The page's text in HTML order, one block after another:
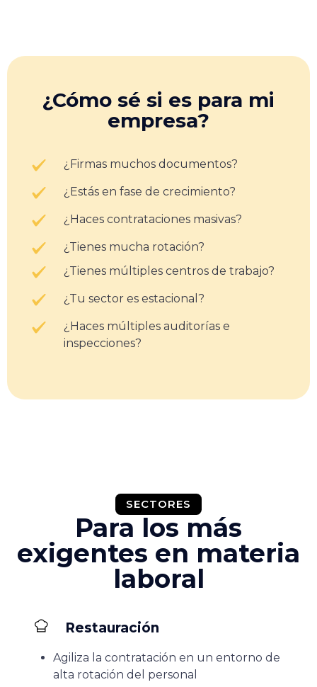
¿Cómo sé si es para mi
empresa?
¿Firmas muchos documentos?
¿Estás en fase de crecimiento?
¿Haces contrataciones masivas?
¿Tienes mucha rotación?
¿Tienes múltiples centros de trabajo?
¿Tu sector es estacional?
¿Haces múltiples auditorías e
inspecciones?
SECTORES
Para los más
exigentes en materia
laboral
Restauración
Agiliza la contratación en un entorno de
alta rotación del personal